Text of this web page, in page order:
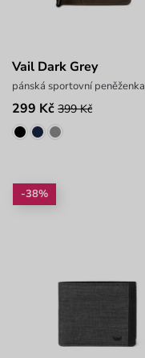
Vail Dark Grey
pánská sportovní peněženka
299 Kč 399 Kč
-38%